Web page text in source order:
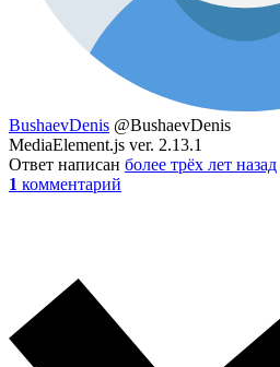
BushaevDenis @BushaevDenis
MediaElement.js ver. 2.13.1
Ответ написан более трёх лет назад
1 комментарий